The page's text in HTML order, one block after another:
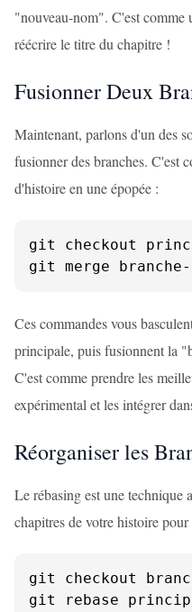
"nouveau-nom". C'est comme
réécrire le titre du chapitre !
Fusionner Deux
Maintenant, parlons d'un des
fusionner des branches. C'est
d'histoire en une épopée :
git checkout
git merge
Ces commandes vous
principale, puis fusionnent la
C'est comme prendre les
expérimental et les intégrer
Réorganiser les
Le rébasing est une technique
chapitres de votre histoire
git checkout
git rebase